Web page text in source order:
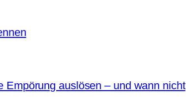
Empörung auslösen – und wann nicht